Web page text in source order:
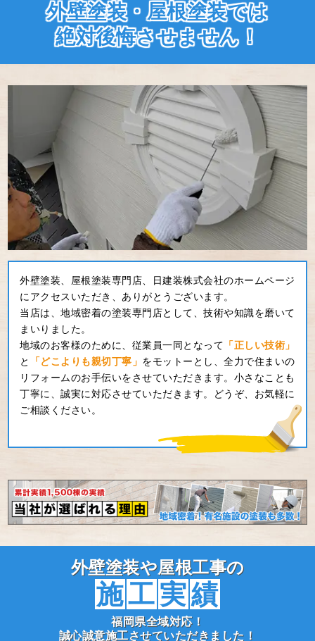
外壁塗装・屋根塗装では
絶対後悔させません！
外壁塗装、屋根塗装専門店、日建装株式会社のホームページ
にアクセスいただき、ありがとうございます。
当店は、地域密着の塗装専門店として、技術や知識を磨いて
まいりました。
地域のお客様のために、従業員一同となって 「正しい技術」
と
「どこよりも親切丁寧」 をモットーとし、全力で住まいの
リフォームのお手伝いをさせていただきます。小さなことも
丁寧に、誠実に対応させていただきます。どうぞ、お気軽に
ご相談ください。
外壁塗装や屋根工事の
施工実績
福岡県全域対応！
誠心誠意施工させていただきました！